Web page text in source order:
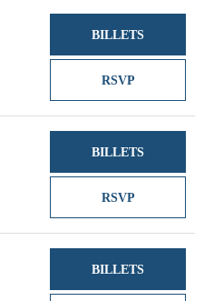
RSVP
BILLETS
RSVP
BILLETS
BILLETS